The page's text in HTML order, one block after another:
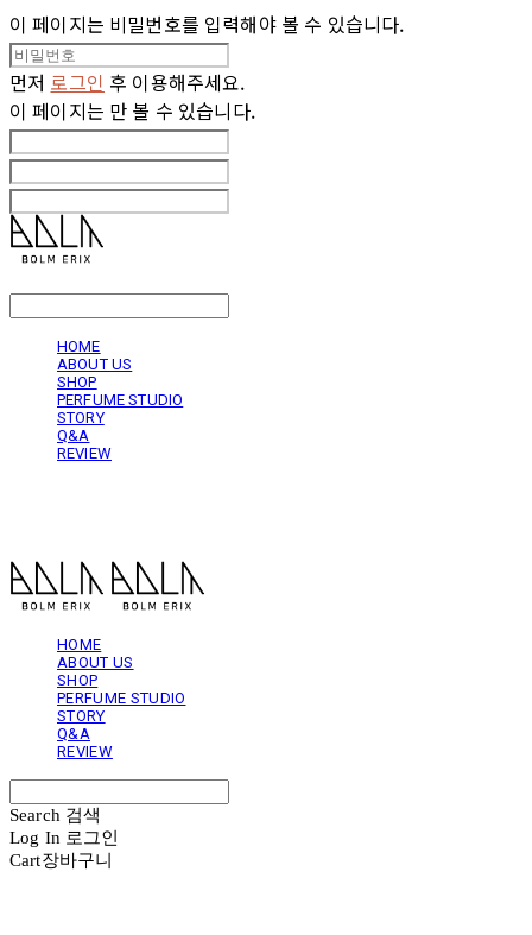
이 페이지는 비밀번호를 입력해야 볼 수 있습니다.
먼저 로그인 후 이용해주세요.
이 페이지는 만 볼 수 있습니다.
HOME
ABOUT US
SHOP
PERFUME STUDIO
STORY
Q&A
REVIEW
HOME
ABOUT US
SHOP
PERFUME STUDIO
STORY
Q&A
REVIEW
Search 검색
Log In 로그인
Cart장바구니